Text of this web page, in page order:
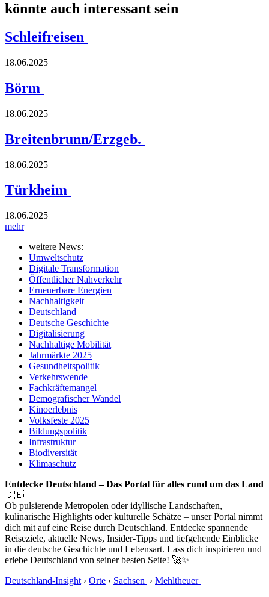
könnte auch interessant sein
Schleifreisen
18.06.2025
Börm
18.06.2025
Breitenbrunn/Erzgeb.
18.06.2025
Türkheim
18.06.2025
mehr
weitere News:
Umweltschutz
Digitale Transformation
Öffentlicher Nahverkehr
Erneuerbare Energien
Nachhaltigkeit
Deutschland
Deutsche Geschichte
Digitalisierung
Nachhaltige Mobilität
Jahrmärkte 2025
Gesundheitspolitik
Verkehrswende
Fachkräftemangel
Demografischer Wandel
Kinoerlebnis
Volksfeste 2025
Bildungspolitik
Infrastruktur
Biodiversität
Klimaschutz
Entdecke Deutschland – Das Portal für alles rund um das Land
🇩🇪
Ob pulsierende Metropolen oder idyllische Landschaften,
kulinarische Highlights oder kulturelle Schätze – unser Portal nimmt
dich mit auf eine Reise durch Deutschland. Entdecke spannende
Reiseziele, aktuelle News, Insider-Tipps und tiefgehende Einblicke
in die deutsche Geschichte und Lebensart. Lass dich inspirieren und
erlebe Deutschland von seiner besten Seite! 🚀✨
Deutschland-Insight › Orte › Sachsen › Mehltheuer